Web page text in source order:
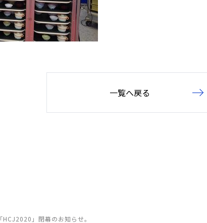
一覧へ戻る
「HCJ2020」閉幕のお知らせ。